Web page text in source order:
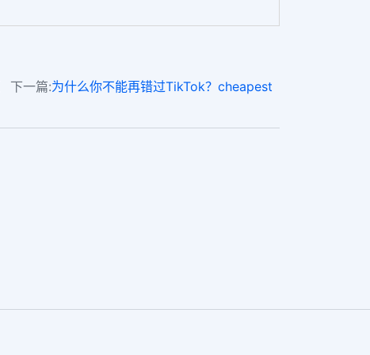
下一篇:为什么你不能再错过TikTok？cheapest